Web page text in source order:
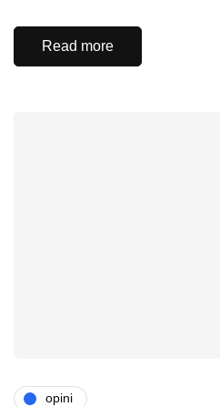
Read more
opini